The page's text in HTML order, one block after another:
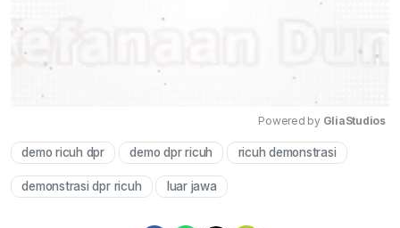
Mute
Powered by GliaStudios
demo ricuh dpr demo dpr ricuh ricuh demonstrasi
demonstrasi dpr ricuh luar jawa